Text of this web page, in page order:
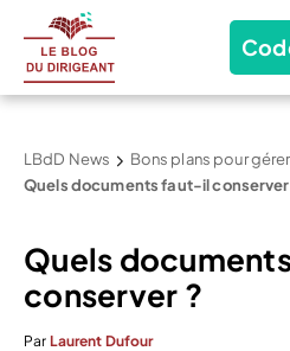
LBdD News
Bons plans pour
Quels documents faut-il conserver
Quels
conserver ?
Par Laurent Dufour